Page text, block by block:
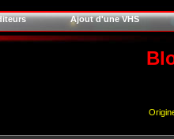
Ajout d'une VHS